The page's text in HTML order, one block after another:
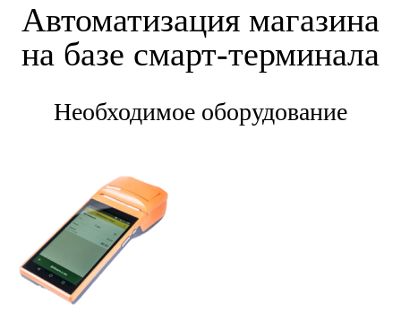
Автоматизация магазина
на базе смарт-терминала
Необходимое оборудование